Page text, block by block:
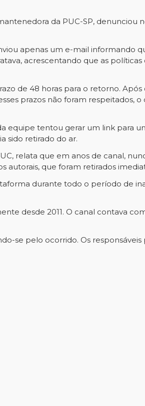
da PUC-SP, denunciou
apenas um e-mail informando
acrescentando que as políticas
de 48 horas para o retorno. Após
prazos não foram respeitados,
tentou gerar um link para
sido retirado do ar.
relata que em anos de canal,
autorais, que foram retirados
durante todo o período de
desde 2011. O canal contava
se pelo ocorrido. Os responsáveis